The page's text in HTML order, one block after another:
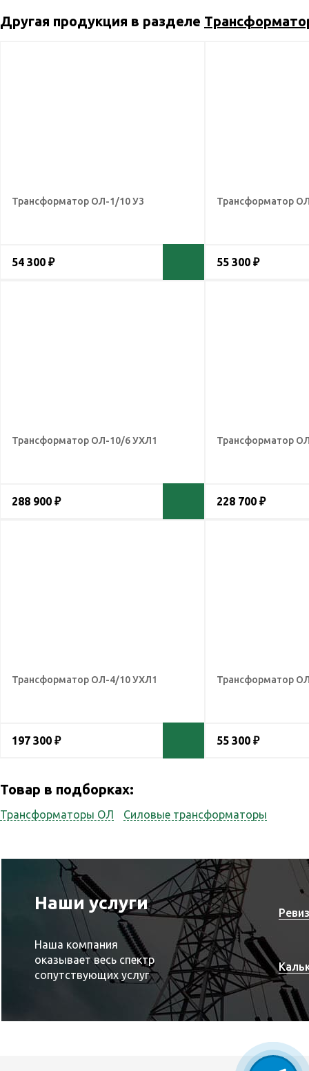
Другая продукция в разделе
Трансформатор ОЛ-1/10 У3
54 300 ₽
Трансформатор
55 300 ₽
Трансформатор ОЛ-10/6 УХЛ1
288 900 ₽
Трансформатор
228 700 ₽
Трансформатор ОЛ-4/10 УХЛ1
197 300 ₽
Трансформатор
55 300 ₽
Товар в подборках:
Трансформаторы ОЛ Силовые трансформаторы
Наши услуги
Наша компания
оказывает весь спектр
сопутствующих услуг